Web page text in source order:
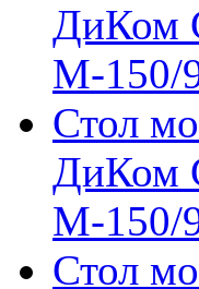
ДиКом
М-150/
Стол
ДиКом
М-150/
Стол